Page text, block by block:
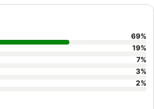
kan du nyde den gratis
i lobbyen. 69%
19%
7%
3%
2%